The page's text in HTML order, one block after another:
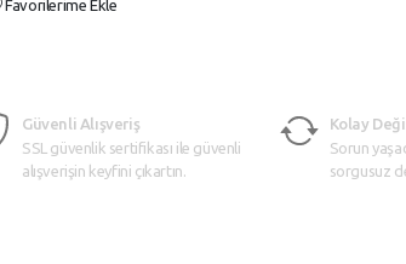
Favorilerime Ekle
Güvenli Alışveriş
SSL güvenlik sertifikası ile güvenli
alışverişin keyfini çıkartın.
Kolay
Sorun
sorgusuz